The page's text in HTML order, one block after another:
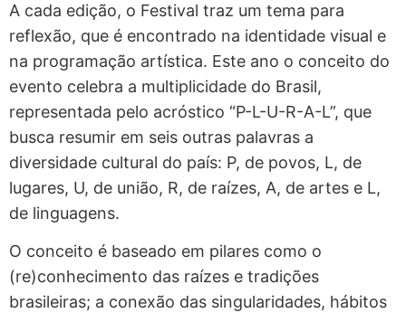
A cada edição, o Festival traz um tema para
reflexão, que é encontrado na identidade visual e
na programação artística. Este ano o conceito do
evento celebra a multiplicidade do Brasil,
representada pelo acróstico “P-L-U-R-A-L”, que
busca resumir em seis outras palavras a
diversidade cultural do país: P, de povos, L, de
lugares, U, de união, R, de raízes, A, de artes e L,
de linguagens.
O conceito é baseado em pilares como o
(re)conhecimento das raízes e tradições
brasileiras; a conexão das singularidades, hábitos